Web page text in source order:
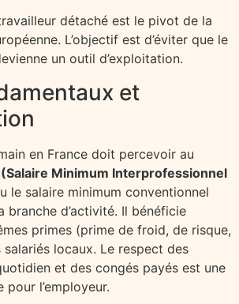
détaché est le pivot de la
L’objectif est d’éviter que le
un outil d’exploitation.
et
en France doit percevoir au
(Salaire Minimum Interprofessionnel
le salaire minimum conventionnel
branche d’activité. Il bénéficie
primes (prime de froid, de risque,
locaux. Le respect des
et des congés payés est une
l’employeur.